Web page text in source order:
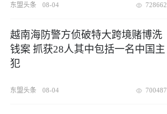
东盟头条 08-04 728662
越南海防警方侦破特大跨境赌博洗
钱案 抓获28人其中包括一名中国主
犯
东盟头条 08-04 700487